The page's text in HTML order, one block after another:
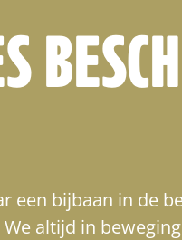
een bijbaan in de
altijd in